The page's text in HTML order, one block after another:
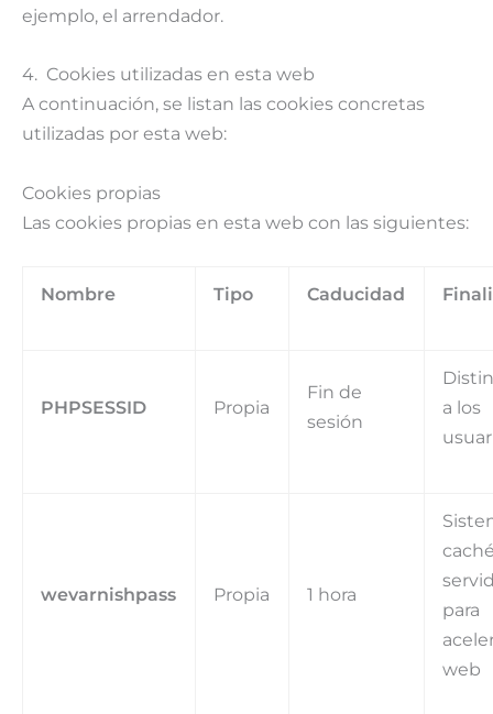
ejemplo, el arrendador.
4. Cookies utilizadas en esta web
A continuación, se listan las cookies concretas
utilizadas por esta web:
Cookies propias
Las cookies propias en esta web con las siguientes:
Nombre Tipo Caducidad
PHPSESSID Propia
Fin de
sesión
a los
wevarnishpass Propia 1 hora
para
web